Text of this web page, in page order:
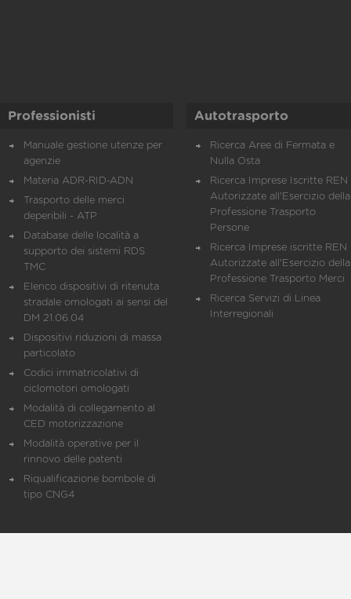
Professionisti
Manuale gestione utenze per
agenzie
Materia ADR-RID-ADN
Trasporto delle merci
deperibili - ATP
Database delle località a
supporto dei sistemi RDS
TMC
Elenco dispositivi di ritenuta
stradale omologati ai sensi del
DM 21.06.04
Dispositivi riduzioni di massa
particolato
Codici immatricolativi di
ciclomotori omologati
Modalità di collegamento al
CED motorizzazione
Modalità operative per il
rinnovo delle patenti
Riqualificazione bombole di
tipo CNG4
Autotrasporto
Ricerca Aree di Fermata e
Nulla Osta
Ricerca Imprese Iscritte REN
Autorizzate all'Esercizio della
Professione Trasporto
Persone
Ricerca Imprese iscritte REN
Autorizzate all'Esercizio della
Professione Trasporto Merci
Ricerca Servizi di Linea
Interregionali